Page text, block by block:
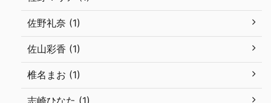
佐野礼奈 (1)
佐山彩香 (1)
椎名まお (1)
志崎ひなた (1)